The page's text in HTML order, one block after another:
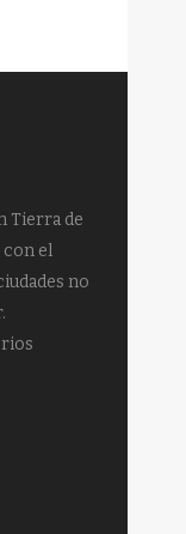
Tierra de
el
no